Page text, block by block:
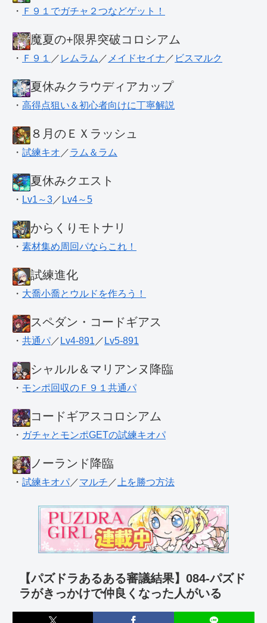
・ Ｆ９１でガチャ２つなどゲット！
魔夏の+限界突破コロシアム
・ Ｆ９１ ／ レムラム ／ メイドセイナ ／ ビスマルク
夏休みクラウディアカップ
・ 高得点狙い＆初心者向けに丁寧解説
８月のＥＸラッシュ
・ 試練キオ ／ラム＆ラム
夏休みクエスト
・ Lv1～3 ／ Lv4～5
からくりモトナリ
・ 素材集め周回パならこれ！
試練進化
・ 大喬小喬とウルドを作ろう！
スペダン・コードギアス
・ 共通パ ／ Lv4-891 ／ Lv5-891
シャルル＆マリアンヌ降臨
・ モンポ回収のＦ９１共通パ
コードギアスコロシアム
・ ガチャとモンポGETの試練キオパ
ノーランド降臨
・ 試練キオパ ／マルチ ／ 上を勝つ方法
【パズドラあるある審議結果】084-パズド
ラがきっかけで仲良くなった人がいる